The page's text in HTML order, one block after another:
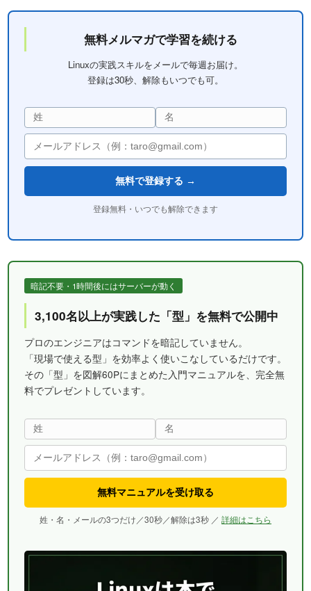
無料メルマガで学習を続ける
Linuxの実践スキルをメールで毎週お届け。
登録は30秒、解除もいつでも可。
無料で登録する →
登録無料・いつでも解除できます
暗記不要・1時間後にはサーバーが動く
3,100名以上が実践した「型」を無料で公開中
プロのエンジニアはコマンドを暗記していません。
「現場で使える型」を効率よく使いこなしているだけです。
その「型」を図解60Pにまとめた入門マニュアルを、完全無
料でプレゼントしています。
無料マニュアルを受け取る
姓・名・メールの3つだけ／30秒／解除は3秒 ／ 詳細はこちら